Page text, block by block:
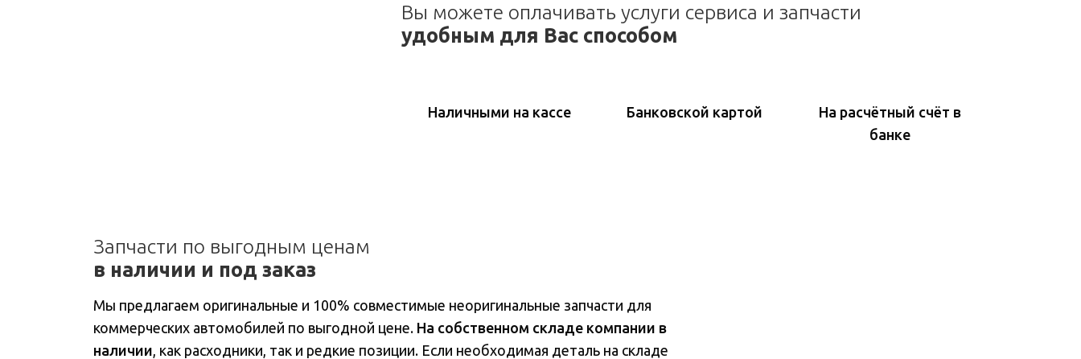
Вы можете оплачивать услуги сервиса и запчасти
удобным для Вас способом
Наличными на кассе Банковской картой
На расчётный счёт в
банке
Запчасти по выгодным ценам
в наличии и под заказ
Мы предлагаем оригинальные и 100% совместимые неоригинальные запчасти для
коммерческих автомобилей по выгодной цене. На собственном складе компании в
наличии, как расходники, так и редкие позиции. Если необходимая деталь на складе